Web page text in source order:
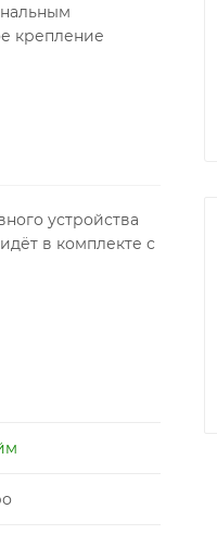
крепление
устройства
в комплекте с